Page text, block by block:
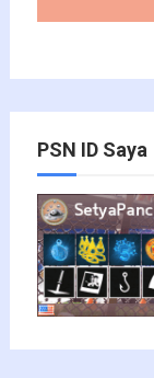
PSN ID Saya